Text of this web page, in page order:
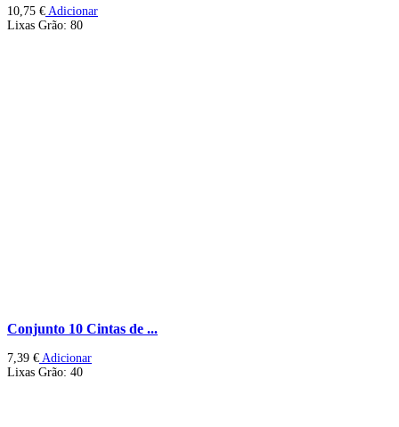
10,75 € Adicionar
Lixas Grão: 80
Conjunto 10 Cintas de ...
7,39 € Adicionar
Lixas Grão: 40